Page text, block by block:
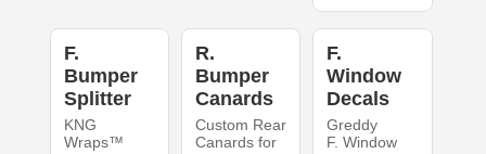
F.
Bumper
Splitter
KNG
Wraps™
R.
Bumper
Canards
Custom Rear
Canards for
F.
Window
Decals
Greddy
F. Window